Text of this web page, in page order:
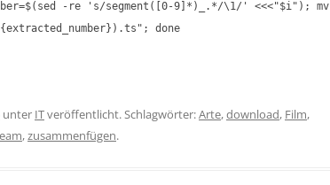
-re 's/segment([0-9]*)_.*/\1/' <<<"$i"); mv
done
unter ITveröffentlicht. Schlagwörter:Arte,download, Film,
,zusammenfügen.